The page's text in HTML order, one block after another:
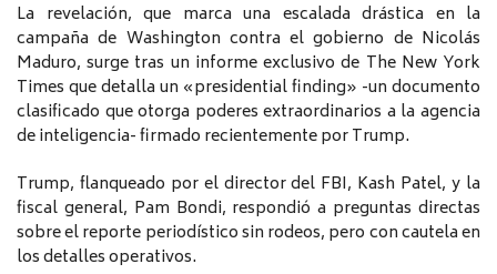
La revelación, que marca una escalada drástica en la
campaña de Washington contra el gobierno de Nicolás
Maduro, surge tras un informe exclusivo de The New York
Times que detalla un «presidential finding» -un documento
clasificado que otorga poderes extraordinarios a la agencia
de inteligencia- firmado recientemente por Trump.
Trump, flanqueado por el director del FBI, Kash Patel, y la
fiscal general, Pam Bondi, respondió a preguntas directas
sobre el reporte periodístico sin rodeos, pero con cautela en
los detalles operativos.